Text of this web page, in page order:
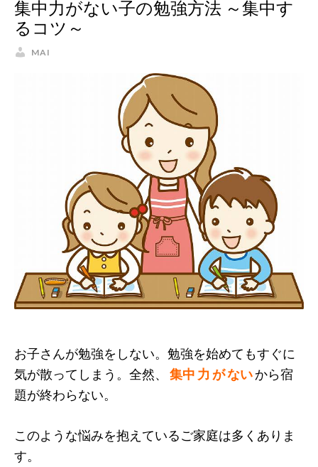
集中力がない子の勉強方法 ～集中す
るコツ～
MAI
お子さんが勉強をしない。勉強を始めてもすぐに
気が散ってしまう。全然、 集中 力 が ないから宿
題が終わらない。
このような悩みを抱えているご家庭は多くありま
す。